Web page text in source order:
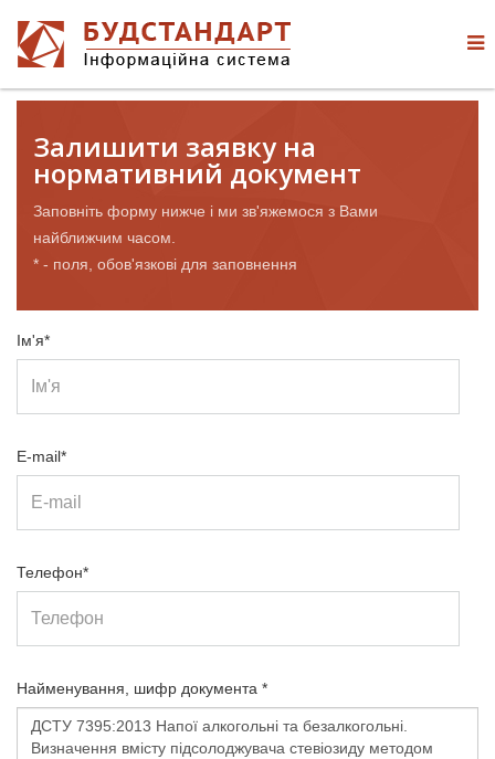
Залишити заявку на
нормативний документ
Заповніть форму нижче і ми зв'яжемося з Вами
найближчим часом.
* - поля, обов'язкові для заповнення
Ім'я*
E-mail*
Телефон*
Найменування, шифр документа *